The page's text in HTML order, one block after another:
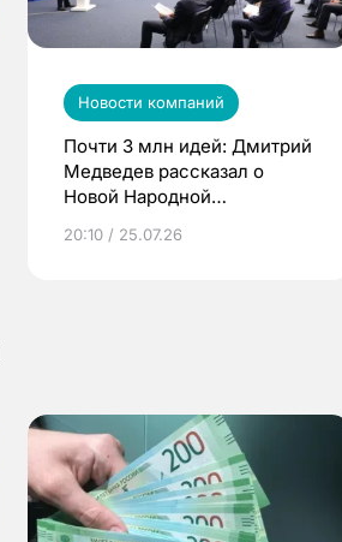
Новости компаний
Почти 3 млн идей: Дмитрий
Медведев рассказал о
Новой Народной
20:10 / 25.07.26